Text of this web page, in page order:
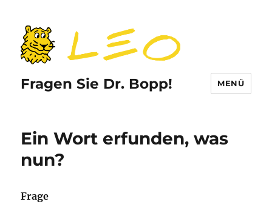
Fragen Sie Dr. Bopp! MENÜ
Ein Wort erfunden, was
nun?
Frage